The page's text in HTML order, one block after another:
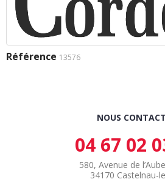
Référence 13576
NOUS
04 67 02
580, Avenue de
34170 Castelnau-